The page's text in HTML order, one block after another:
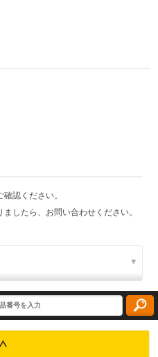
認ください。
したら、お問い合わせください。